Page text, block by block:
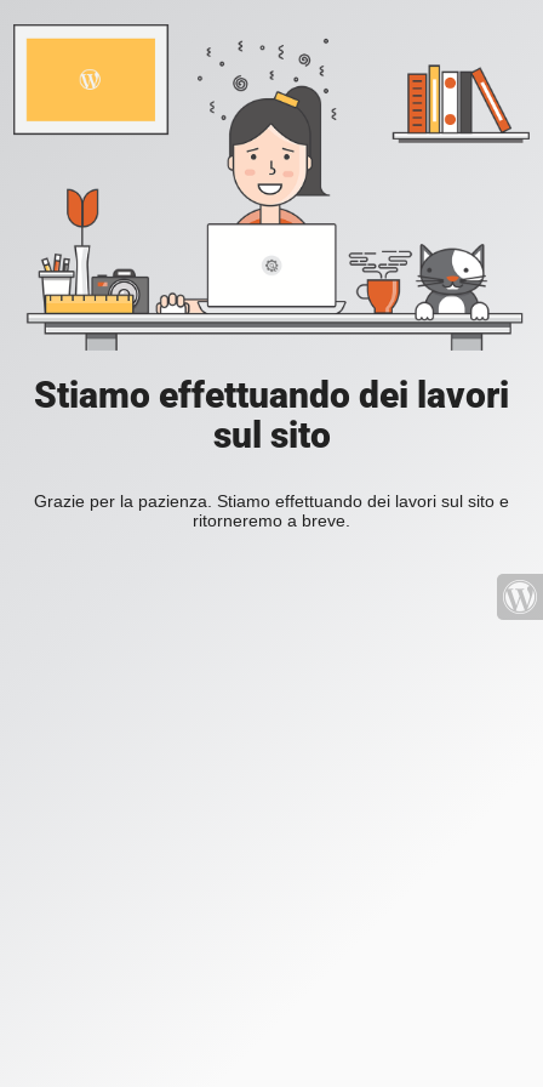
Stiamo effettuando dei lavori
sul sito
Grazie per la pazienza. Stiamo effettuando dei lavori sul sito e
ritorneremo a breve.